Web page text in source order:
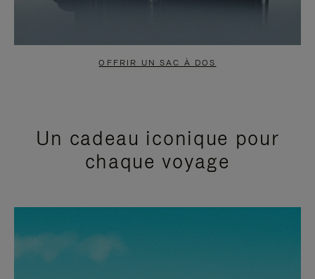
OFFRIR UN SAC À DOS
Un cadeau iconique pour
chaque voyage